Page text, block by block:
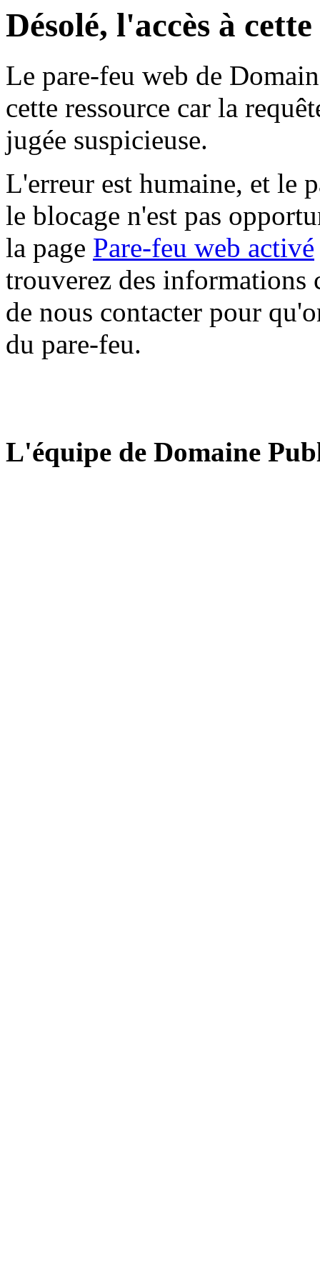
Désolé, l'accès à
Le pare-feu web de
cette ressource car la
jugée suspicieuse.
L'erreur est humaine, et le
le blocage n'est pas
la page Pare-feu web activé
trouverez des informations
de nous contacter pour
du pare-feu.
L'équipe de Domaine